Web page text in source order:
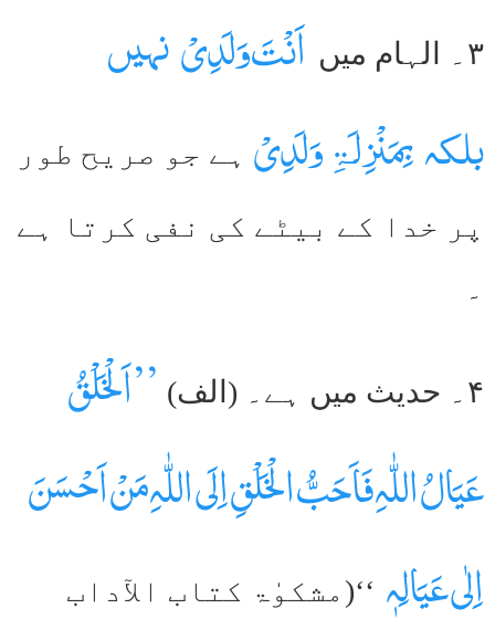
۳۔ الہام میں
اَنْتَ وَلَدِیْ نہیں
بلکہ بِمَنْزِلَۃِ وَلَدِیْ ہے جو صریح طور
پر خدا کے بیٹے کی نفی کرتا ہے
۔
۴۔ حدیث میں ہے۔ (الف)
’’اَلْخَلْقُ
عَیَالُ اللّٰہِ فَاَحَبُّ الْخَلْقِ اِلَی اللّٰہِ مَنْ اَحْسَنَ
اِلٰی عَیَالِہٖ ‘‘(مشکوٰۃ کتاب الآداب